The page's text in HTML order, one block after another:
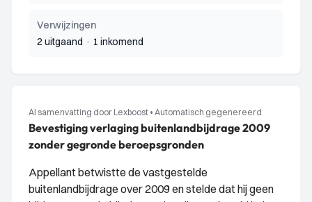
Verwijzingen
2 uitgaand · 1 inkomend
AI samenvatting door Lexboost • Automatisch gegenereerd
Bevestiging verlaging buitenlandbijdrage 2009
zonder gegronde beroepsgronden
Appellant betwistte de vastgestelde
buitenlandbijdrage over 2009 en stelde dat hij geen